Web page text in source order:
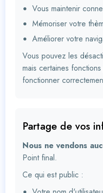
Vous maintenir
Mémoriser votre
Améliorer votre
Vous pouvez les
mais certaines
fonctionner
Partage de vos
Nous ne vendons
Point final.
Ce qui est public :